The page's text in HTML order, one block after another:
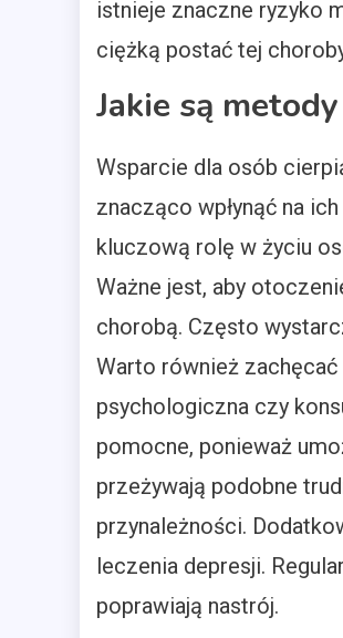
istnieje znaczne ryzyko
ciężką postać tej
Jakie są
Wsparcie dla osób
znacząco wpłynąć na
kluczową rolę w życiu
Ważne jest, aby
chorobą. Często
Warto również
psychologiczna czy
pomocne, ponieważ
przeżywają podobne
przynależności.
leczenia depresji.
poprawiają nastrój.